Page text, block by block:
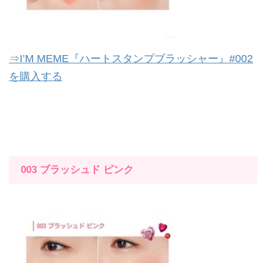
⇒I’M MEME『ハートスタンプブラッシャー』#002
を購入する
003 ブラッシュド ピンク